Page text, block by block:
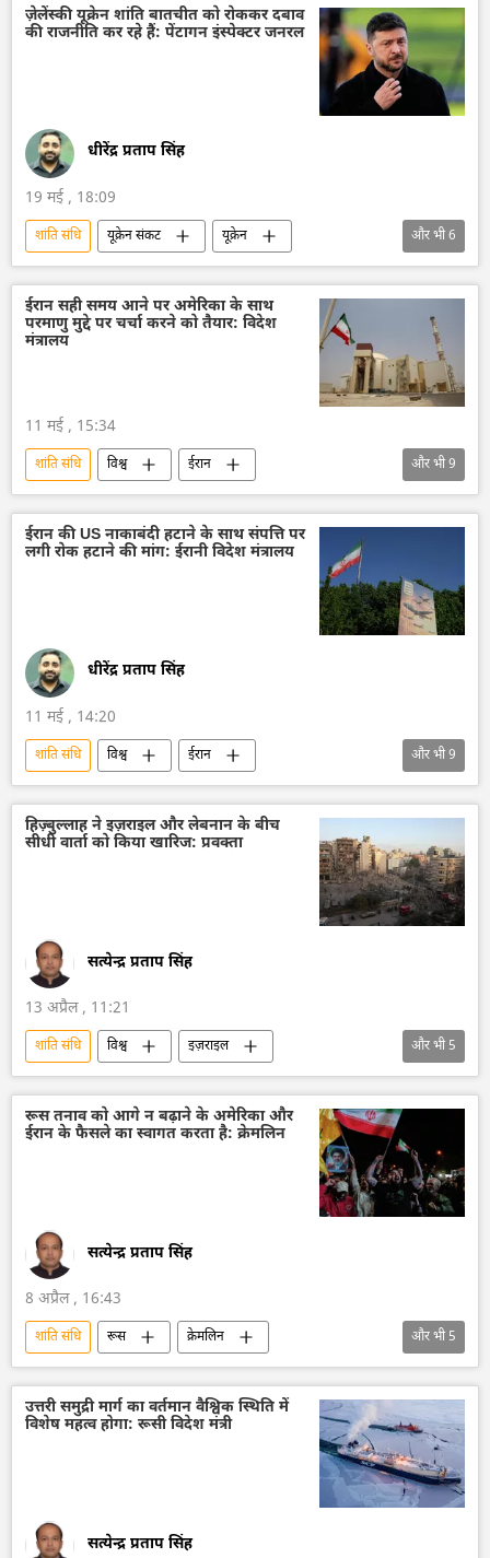
ईरान
यूरेनियम संवर्धन
डेपलेटेड यूरेनियम
परमाणु परीक्षण
परमाणु हथियार
ज़ेलेंस्की यूक्रेन शांति बातचीत को रोककर दबाव
की राजनीति कर रहे हैं: पेंटागन इंस्पेक्टर जनरल
धीरेंद्र प्रताप सिंह
19 मई , 18:09
शांति संधि यूक्रेन संकट
यूक्रेन
यूक्रेन सशस्त्र बल
वोलोडिमिर ज़ेलेंस्की
रूस
विश्व शांति
हथियारों की आपूर्ति पेंटागन
और भी6
ईरान सही समय आने पर अमेरिका के साथ
परमाणु मुद्दे पर चर्चा करने को तैयार: विदेश
मंत्रालय
11 मई , 15:34
शांति संधि विश्व
ईरान
अमेरिका-इजराइल-ईरान युद्ध
विदेश मंत्रालय
परमाणु परीक्षण
परमाणु हथियार
परमाणु पनडुब्बी
परमाणु बम
और भी9
ईरान की US नाकाबंदी हटाने के साथ संपत्ति पर
लगी रोक हटाने की मांग: ईरानी विदेश मंत्रालय
धीरेंद्र प्रताप सिंह
11 मई , 14:20
शांति संधि विश्व
ईरान
अमेरिका-इजराइल-ईरान युद्ध
इजराइल
अमेरिका
वाशिंगटन
वाशिंगटन डीसी
और भी9
हिज़्बुल्लाह ने इज़राइल और लेबनान के बीच
सीधी वार्ता को किया खारिज: प्रवक्ता
सत्येन्द्र प्रताप सिंह
13 अप्रैल , 11:21
शांति संधि विश्व
इज़राइल
इज़राइल रक्षा सेना
ईरान
अमेरिका-इजराइल-ईरान युद्ध
लेबनान
और भी5
रूस तनाव को आगे न बढ़ाने के अमेरिका और
ईरान के फैसले का स्वागत करता है: क्रेमलिन
सत्येन्द्र प्रताप सिंह
8 अप्रैल , 16:43
शांति संधि रूस
क्रेमलिन
क्रेमलिन के प्रवक्ता दिमित्री पेसकोव
अमेरिका
अमेरिका-इजराइल-ईरान युद्ध
विश्व शांति
और भी5
उत्तरी समुद्री मार्ग का वर्तमान वैश्विक स्थिति में
विशेष महत्व होगा: रूसी विदेश मंत्री
सत्येन्द्र प्रताप सिंह